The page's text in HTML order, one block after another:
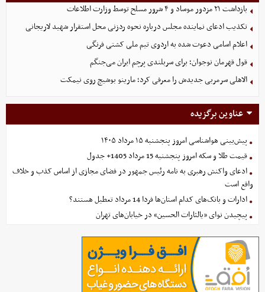
بازداشت ۲۱ مزدور موساد و ۴ شرور مسلح توسط وزارت اطلاعات
تکذیب ادعای نماینده مجلس درباره نحوه ردزنی محل استقرار شهید لاریجانی
اعلام اسامی دعوت شده به اردوی تیم ملی کشتی فرنگی
قول قهرمان نوجوان؛ برای سربلندی پرچم ایران می‌جنگم
الاهلی سرمربی جدیدش را معرفی کرد؛ مارینو بوشیچ روی نیمکت
عناوین برگزیده
پیش‌بینی هواشناسی امروز پنجشنبه ۱۵ مرداد ۱۴۰۵
قیمت طلا و سکه امروز پنجشنبه 15 مرداد 1405+ جدول
ادعای واکنش رهبری به نامه رئیس جمهور در فضای مجازی از اساس کذب و خلاف
واقع است
ادارات و بانک‌های کدام استان‌ها فردا 14 مرداد تعطیل هستند؟
پیچیدن نوای «یالثارات الحسین» در خیابان‌های تهران